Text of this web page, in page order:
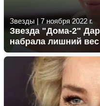
Звезды | 7 ноября 2022 г.
Звезда "Дома-2"
набрала лишний вес